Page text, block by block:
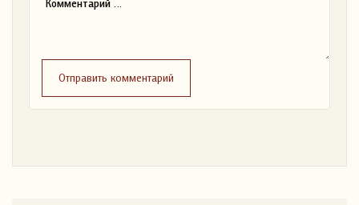
Отправить комментарий